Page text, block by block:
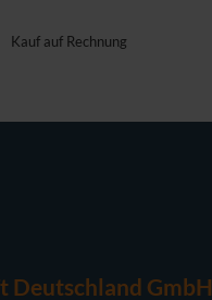
Kauf auf Rechnung
Deutschland GmbH